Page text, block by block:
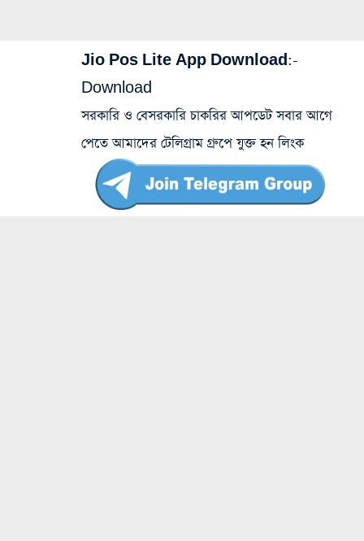
Jio Pos Lite App Download:-
Download
সরকারি ও বেসরকারি চাকরির আপডেট সবার আগে
পেতে আমাদের টেলিগ্রাম গ্রুপে যুক্ত হন লিংক